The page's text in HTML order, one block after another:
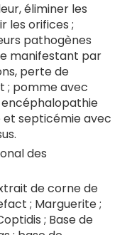
éliminer les
les orifices ;
pathogènes
manifestant par
perte de
; pomme avec
septicémie avec
des
de corne de
; Marguerite ;
; Base de